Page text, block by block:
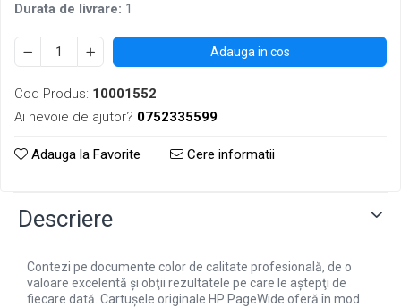
Durata de livrare: 1
Adauga in cos
Cod Produs: 10001552
Ai nevoie de ajutor? 0752335599
Adauga la Favorite Cere informatii
Descriere
Contezi pe documente color de calitate profesională, de o
valoare excelentă şi obţii rezultatele pe care le aştepţi de
fiecare dată. Cartuşele originale HP PageWide oferă în mod